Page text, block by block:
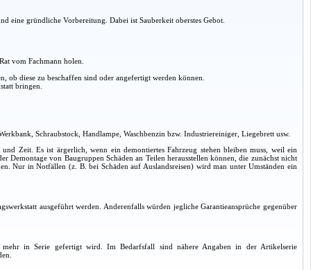
eine gründliche Vorbereitung. Dabei ist Sauberkeit oberstes Gebot.
vom Fachmann holen.
ob diese zu beschaffen sind oder angefertigt werden können.
bringen.
Schraubstock, Handlampe, Waschbenzin bzw. Industriereiniger, Liegebrett usw.
Zeit. Es ist ärgerlich, wenn ein demontiertes Fahrzeug stehen bleiben muss, weil ein
Demontage von Baugruppen Schäden an Teilen herausstellen können, die zunächst nicht
Nur in Notfällen (z. B. bei Schäden auf Auslandsreisen) wird man unter Umständen ein
ausgeführt werden. Anderenfalls würden jegliche Garantieansprüche gegenüber
in Serie gefertigt wird. Im Bedarfsfall sind nähere Angaben in der Artikelserie